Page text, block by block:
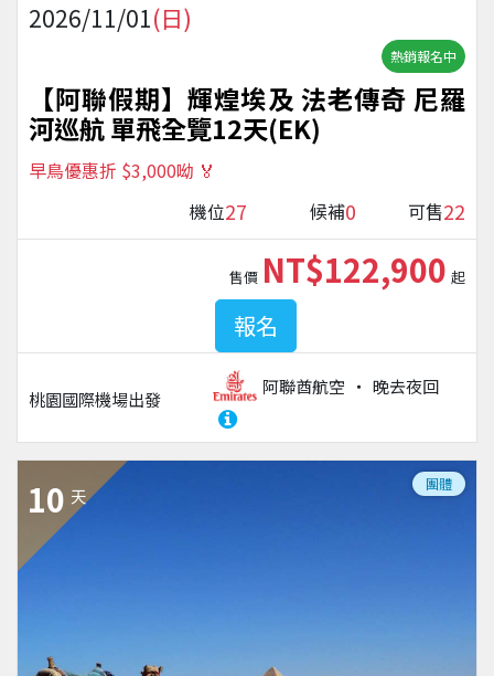
2026/11/01(日)
熱銷報名中
【阿聯假期】輝煌埃及 法老傳奇 尼羅
河巡航 單飛全覽12天(EK)
早鳥優惠折 $3,000呦 🏅
機位27 候補0 可售22
桃園國際機場出發
阿聯酋航空 晚去夜回
售價 NT$122,900 起
報名
10 天
團體